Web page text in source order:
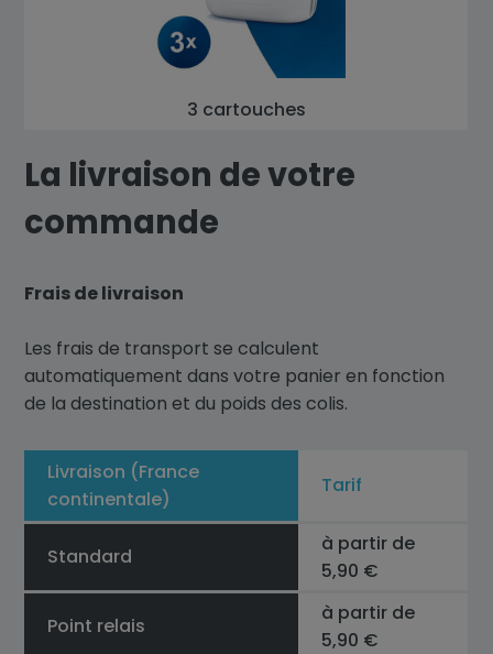
3 cartouches
La livraison de votre
commande
Frais de livraison
Les frais de transport se calculent
automatiquement dans votre panier en fonction
de la destination et du poids des colis.
Livraison (France
continentale)
Tarif
Standard
à partir de
5,90 €
Point relais
à partir de
5,90 €